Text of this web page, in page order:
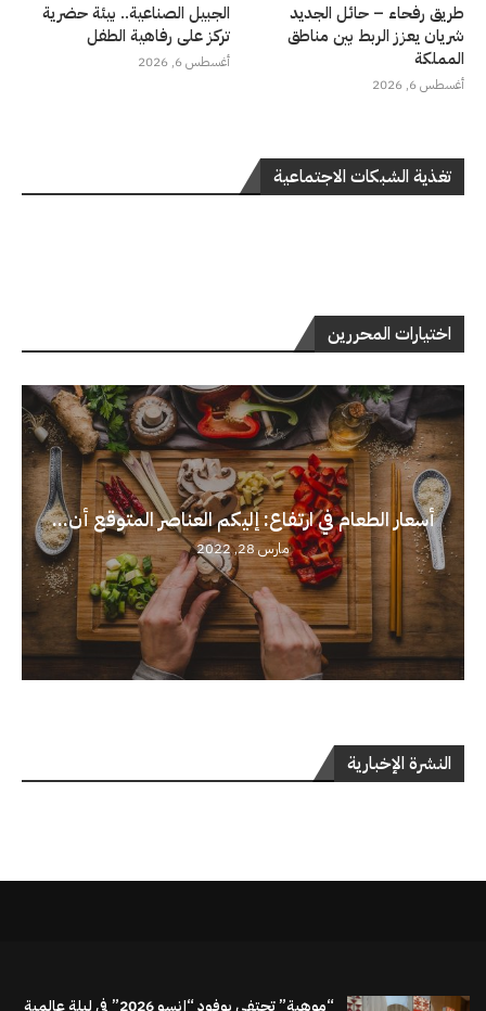
طريق رفحاء – حائل الجديد
شريان يعزز الربط بين مناطق
المملكة
أغسطس 6, 2026
الجبيل الصناعية.. بيئة حضرية
تركز على رفاهية الطفل
أغسطس 6, 2026
تغذية الشبكات الاجتماعية
اختيارات المحررين
أسعار الطعام في ارتفاع: إليكم العناصر المتوقع أن...
مارس 28, 2022
النشرة الإخبارية